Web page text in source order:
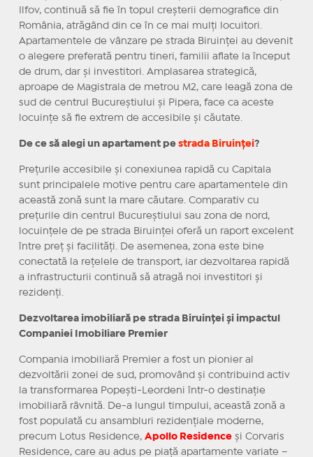
Ilfov, continuă să fie în topul creșterii demografice din
România, atrăgând din ce în ce mai mulți locuitori.
Apartamentele de vânzare pe strada Biruinței au devenit
o alegere preferată pentru tineri, familii aflate la început
de drum, dar și investitori. Amplasarea strategică,
aproape de Magistrala de metrou M2, care leagă zona de
sud de centrul Bucureștiului și Pipera, face ca aceste
locuințe să fie extrem de accesibile și căutate.
De ce să alegi un apartament pe strada Biruinței?
Prețurile accesibile și conexiunea rapidă cu Capitala
sunt principalele motive pentru care apartamentele din
această zonă sunt la mare căutare. Comparativ cu
prețurile din centrul Bucureștiului sau zona de nord,
locuințele de pe strada Biruinței oferă un raport excelent
între preț și facilități. De asemenea, zona este bine
conectată la rețelele de transport, iar dezvoltarea rapidă
a infrastructurii continuă să atragă noi investitori și
rezidenți.
Dezvoltarea imobiliară pe strada Biruinței și impactul
Companiei Imobiliare Premier
Compania imobiliară Premier a fost un pionier al
dezvoltării zonei de sud, promovând și contribuind activ
la transformarea Popești-Leordeni într-o destinație
imobiliară râvnită. De-a lungul timpului, această zonă a
fost populată cu ansambluri rezidențiale moderne,
precum Lotus Residence, Apollo Residenceși Corvaris
Residence, care au adus pe piață apartamente variate –